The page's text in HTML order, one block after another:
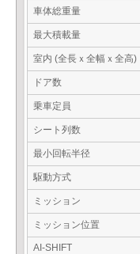
車体総重量
最大積載量
室内 (全長ｘ全幅ｘ全高)
ドア数
乗車定員
シート列数
最小回転半径
駆動方式
ミッション
ミッション位置
AI-SHIFT